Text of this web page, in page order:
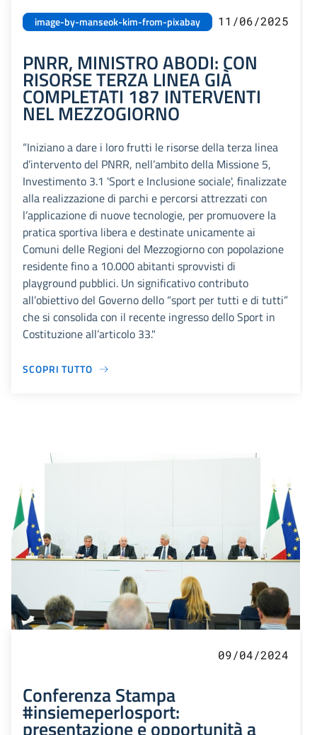
image-by-manseok-kim-from-pixabay 11/06/2025
PNRR, MINISTRO ABODI: CON
RISORSE TERZA LINEA GIÀ
COMPLETATI 187 INTERVENTI
NEL MEZZOGIORNO
“Iniziano a dare i loro frutti le risorse della terza linea
d’intervento del PNRR, nell’ambito della Missione 5,
Investimento 3.1 'Sport e Inclusione sociale', finalizzate
alla realizzazione di parchi e percorsi attrezzati con
l’applicazione di nuove tecnologie, per promuovere la
pratica sportiva libera e destinate unicamente ai
Comuni delle Regioni del Mezzogiorno con popolazione
residente fino a 10.000 abitanti sprovvisti di
playground pubblici. Un significativo contributo
all’obiettivo del Governo dello “sport per tutti e di tutti”
che si consolida con il recente ingresso dello Sport in
Costituzione all’articolo 33."
SCOPRI TUTTO
09/04/2024
Conferenza Stampa
#insiemeperlosport:
presentazione e opportunità a